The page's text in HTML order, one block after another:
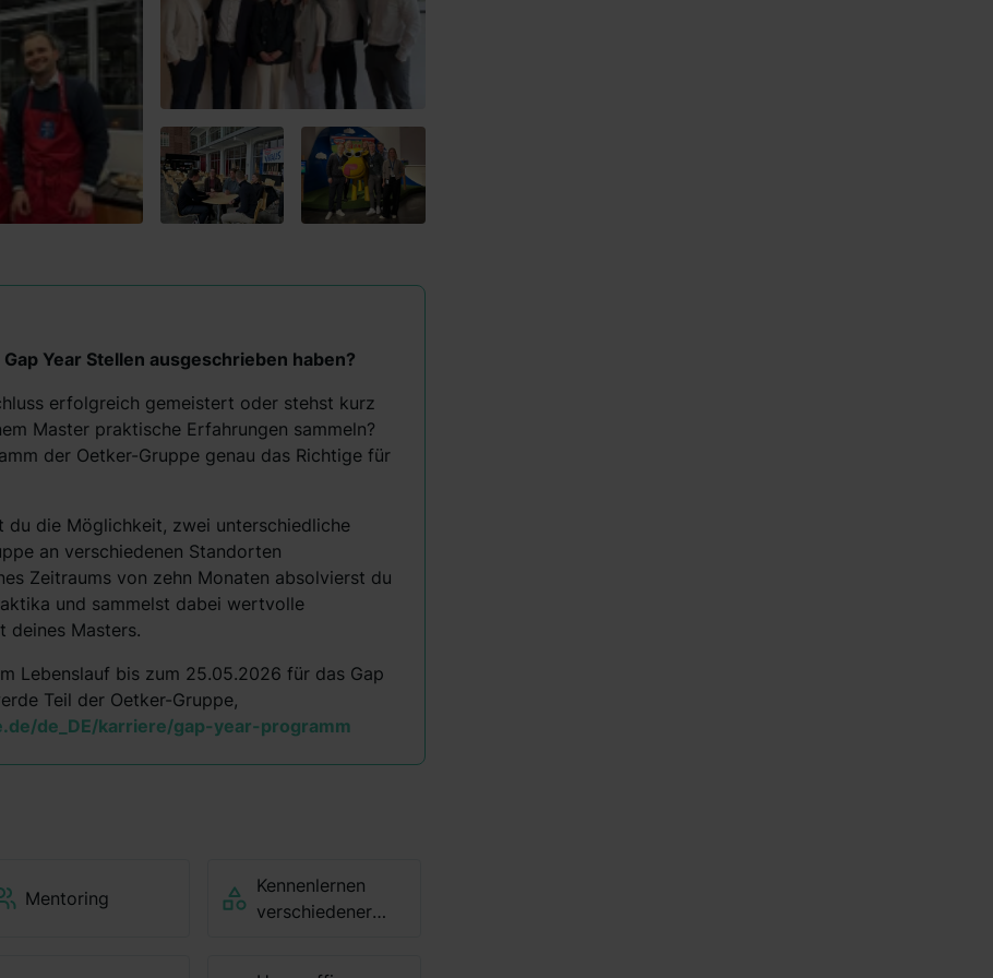
Year Stellen ausgeschrieben haben?
erfolgreich gemeistert oder stehst kurz
Master praktische Erfahrungen sammeln?
der Oetker-Gruppe genau das Richtige für
du die Möglichkeit, zwei unterschiedliche
an verschiedenen Standorten
Zeitraums von zehn Monaten absolvierst du
und sammelst dabei wertvolle
deines Masters.
Lebenslauf bis zum 25.05.2026 für das Gap
Teil der Oetker-Gruppe,
de_DE/karriere/gap-year-programm
Mentoring
Kennenlernen
verschiedener